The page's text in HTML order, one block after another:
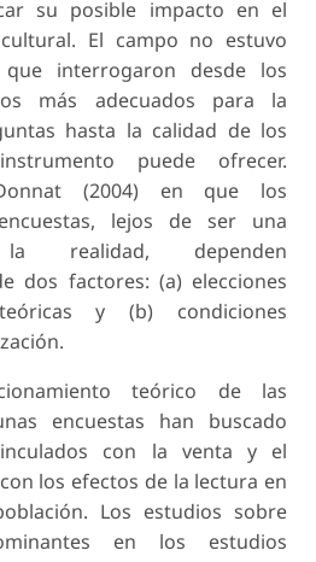
su posible impacto en el
El campo no estuvo
interrogaron desde los
más adecuados para la
hasta la calidad de los
puede ofrecer.
(2004) en que los
lejos de ser una
realidad, dependen
dos factores: (a) elecciones
y (b) condiciones
teórico de las
encuestas han buscado
con la venta y el
los efectos de la lectura en
Los estudios sobre
en los estudios